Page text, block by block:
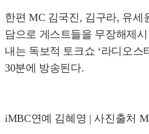
한편 MC 김국진, 김구라, 유세
담으로 게스트들을 무장해제
내는 독보적 토크쇼 ‘라디오스
30분에 방송된다.
iMBC연예 김혜영 | 사진출처